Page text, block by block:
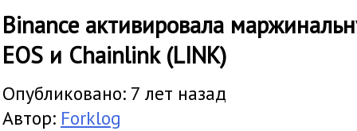
Binance активировала
EOS и Chainlink (LINK)
Опубликовано: 7 лет назад
Автор: Forklog